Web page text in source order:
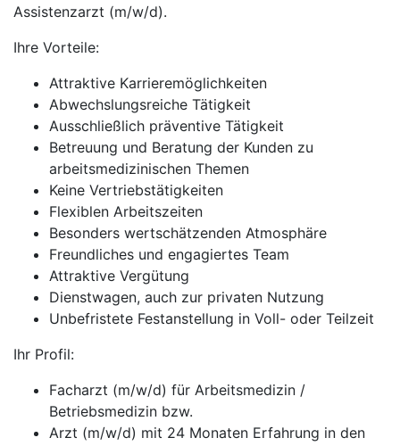
Assistenzarzt (m/w/d).
Ihre Vorteile:
Attraktive Karrieremöglichkeiten
Abwechslungsreiche Tätigkeit
Ausschließlich präventive Tätigkeit
Betreuung und Beratung der Kunden zu
arbeitsmedizinischen Themen
Keine Vertriebstätigkeiten
Flexiblen Arbeitszeiten
Besonders wertschätzenden Atmosphäre
Freundliches und engagiertes Team
Attraktive Vergütung
Dienstwagen, auch zur privaten Nutzung
Unbefristete Festanstellung in Voll- oder Teilzeit
Ihr Profil:
Facharzt (m/w/d) für Arbeitsmedizin /
Betriebsmedizin bzw.
Arzt (m/w/d) mit 24 Monaten Erfahrung in den